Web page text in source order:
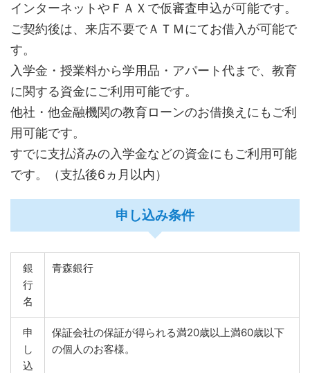
インターネットやＦＡＸで仮審査申込が可能です。
ご契約後は、来店不要でＡＴＭにてお借入が可能で
す。
入学金・授業料から学用品・アパート代まで、教育
に関する資金にご利用可能です。
他社・他金融機関の教育ローンのお借換えにもご利
用可能です。
すでに支払済みの入学金などの資金にもご利用可能
です。（支払後6ヵ月以内）
申し込み条件
銀
行
名
青森銀行
申
し
込
保証会社の保証が得られる満20歳以上満60歳以下
の個人のお客様。